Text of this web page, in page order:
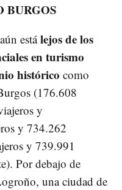
BURGOS
estálejos de los
en turismo
histórico como
(176.608
y
y 734.262
y 739.991
Por debajo de
una ciudad de